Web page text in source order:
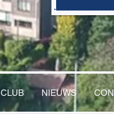
CLUB NIEUWS